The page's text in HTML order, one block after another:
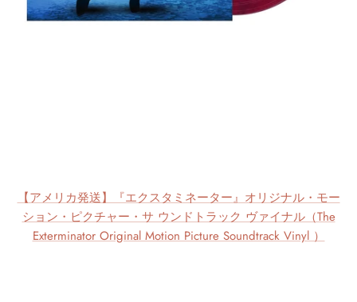
【アメリカ発送】『エクスタミネーター』オリジナル・モー
ション・ピクチャー・サ ウンドトラック ヴァイナル（The
Exterminator Original Motion Picture Soundtrack Vinyl ）